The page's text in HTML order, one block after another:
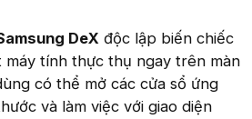
DeX độc lập biến chiếc
máy tính thực thụ ngay trên màn
có thể mở các cửa sổ ứng
và làm việc với giao diện